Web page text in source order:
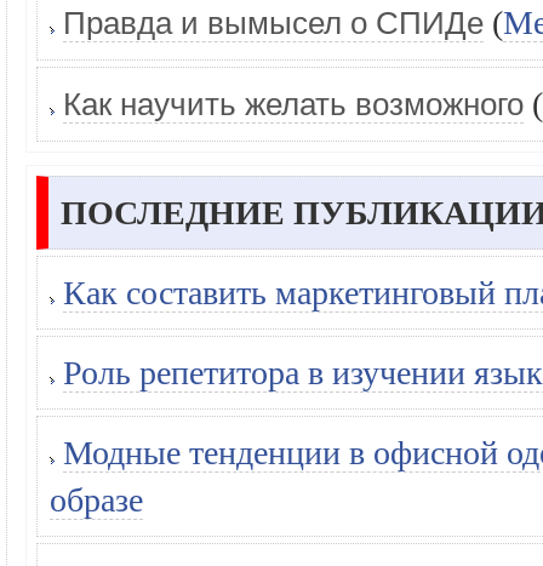
Правда и вымысел о СПИДе (
Как научить желать возможного (
ПОСЛЕДНИЕ
Как составить маркетинговый
Роль репетитора в изучении
Модные тенденции в офисной
образе